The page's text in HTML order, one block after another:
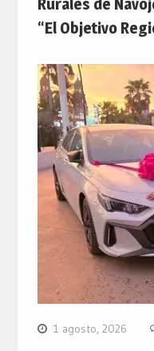
“El Objetivo
1 agosto, 2026